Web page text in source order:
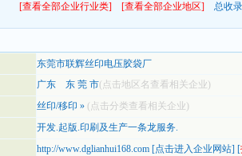
[查看全部企业行业类] [查看全部企业地区] 总收
东莞市联辉丝印电压胶袋厂
广东 东 莞 市(点击地区名查看相关企业)
丝印/移印 » (点击分类查看相关企业)
开发.起版.印刷及生产一条龙服务.
http://www.dglianhui168.com [点击进入企业网站] [